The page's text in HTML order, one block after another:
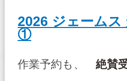
2026 ジェーム
①
作業予約も、 絶賛